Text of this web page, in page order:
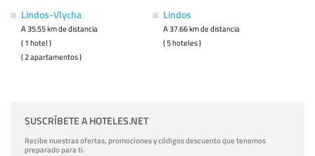
Lindos-Vlycha
A 35.55 km de distancia
( 1 hotel )
( 2 apartamentos )
Lindos
A 37.66 km de distancia
( 5 hoteles )
SUSCRÍBETE A HOTELES.NET
Recibe nuestras ofertas, promociones y códigos descuento que tenemos
preparado para ti.